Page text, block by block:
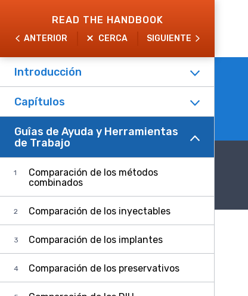
to
main
content
READ THE HANDBOOK
ANTERIOR CERCA SIGUIENTE
Explore
the
Handbook
Introducción
Capítulos
Guîas de Ayuda y Herramientas
de Trabajo
Comparación de los métodos
combinados
Comparación de los inyectables
Comparación de los implantes
Comparación de los preservativos